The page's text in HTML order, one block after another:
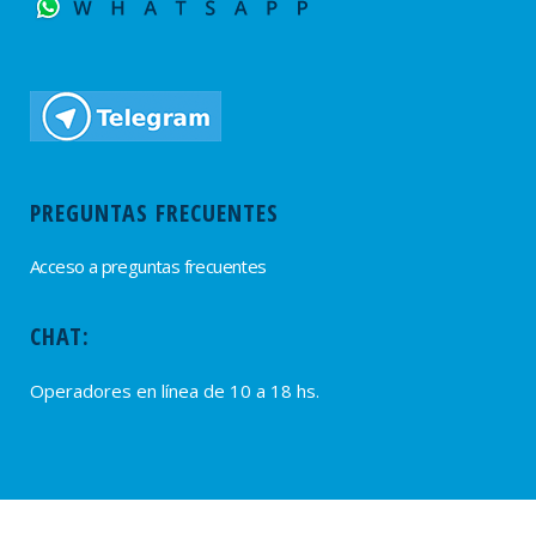
PREGUNTAS FRECUENTES
Acceso a preguntas frecuentes
CHAT:
Operadores en línea de 10 a 18 hs.
PROVEEDORES